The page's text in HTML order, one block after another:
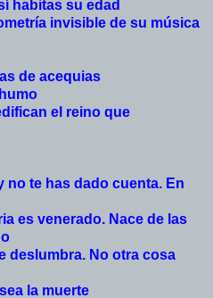
habitas su edad
invisible de su música
de acequias
el reino que
no te has dado cuenta. En
es venerado. Nace de las
deslumbra. No otra cosa
la muerte